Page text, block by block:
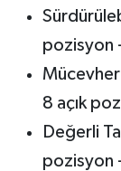
8 açık
Değerli